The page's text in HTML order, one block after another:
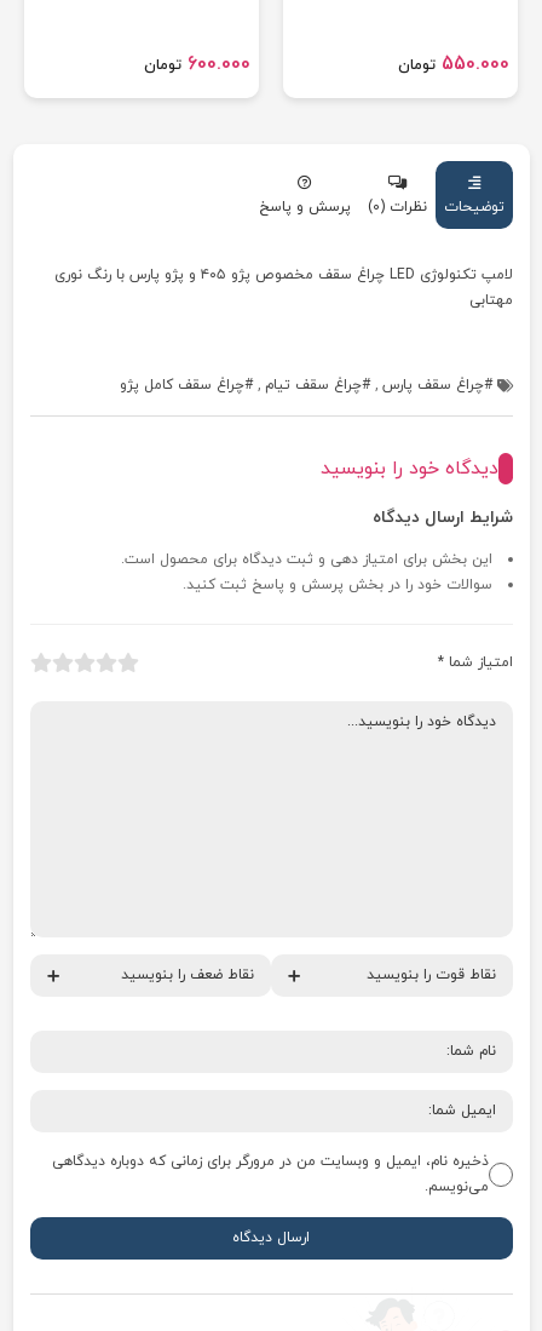
تومان550.000 تومان600.000
توضیحات نظرات (0) پرسش و پاسخ
لامپ تکنولوژی LED چراغ سقف مخصوص پژو ۴۰۵ و پژو پارس با رنگ نوری
مهتابی
چراغ سقف پارس , چراغ سقف تیام , چراغ سقف کامل پژو
دیدگاه خود را بنویسید
شرایط ارسال دیدگاه
این بخش برای امتیاز دهی و ثبت دیدگاه برای محصول است.
سوالات خود را در بخش پرسش و پاسخ ثبت کنید.
امتیاز شما*
ذخیره نام، ایمیل و وبسایت من در مرورگر برای زمانی که دوباره دیدگاهی
می‌نویسم.